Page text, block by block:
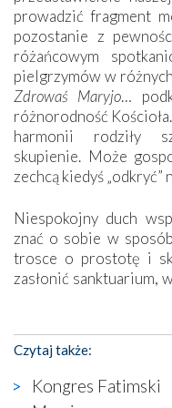
prowadzić fragment
pozostanie z
różańcowym
pielgrzymów w
Zdrowaś Maryjo…
różnorodność
harmonii rodziły
skupienie. Może
zechcą kiedyś „odkryć”
Niespokojny duch
znać o sobie w
trosce o prostotę i
zasłonić sanktuarium,
katolickiego kultu.
autentyczną wiarą
kaplice, w których
skrzynkę na narzędzia?
tuż przy nowej
Czytaj także:
Kongres Fatimski